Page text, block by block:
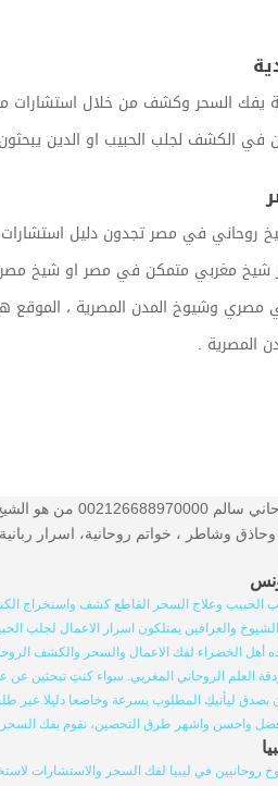
السحر وكشف من خلال استشارات مع
في الكشف لجلب الحبيب او الدين
في مصر تجدون دليل استشارات
مغربي متمكن في مصر او شيخ مصري
وشيوخ المدن المصرية ، الموقع هو
المصرية .
الموقع
وشاطر ، خواتم روحانية، اسرار
وعلاج السحر القاطع كشف واستخراج
والعرافين يمتلكون اسرار الاعمال لجلب
الخضراء لفك الاعمال والسحر والكشف
العلم الروحاني المغربي. سواء كنتِ تبحثين
ليأتيكِ المطلوب بسرعة وخاضعا دليلا عبر
واحسن واشهر طرق التحصين، نقوم بفك
روحانيين في ليبيا لفك السحر والاستشارات